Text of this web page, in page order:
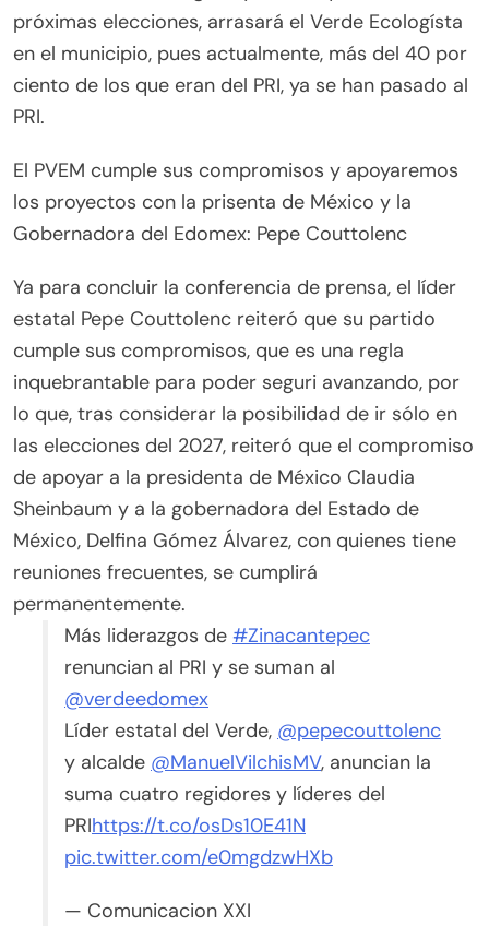
próximas elecciones, arrasará el Verde Ecologísta
en el municipio, pues actualmente, más del 40 por
ciento de los que eran del PRI, ya se han pasado al
PRI.
El PVEM cumple sus compromisos y apoyaremos
los proyectos con la prisenta de México y la
Gobernadora del Edomex: Pepe Couttolenc
Ya para concluir la conferencia de prensa, el líder
estatal Pepe Couttolenc reiteró que su partido
cumple sus compromisos, que es una regla
inquebrantable para poder seguri avanzando, por
lo que, tras considerar la posibilidad de ir sólo en
las elecciones del 2027, reiteró que el compromiso
de apoyar a la presidenta de México Claudia
Sheinbaum y a la gobernadora del Estado de
México, Delfina Gómez Álvarez, con quienes tiene
reuniones frecuentes, se cumplirá
permanentemente.
Más liderazgos de #Zinacantepec
renuncian al PRI y se suman al
@verdeedomex
Líder estatal del Verde, @pepecouttolenc
y alcalde @ManuelVilchisMV, anuncian la
suma cuatro regidores y líderes del
PRIhttps://t.co/osDs10E41N
pic.twitter.com/e0mgdzwHXb
— Comunicacion XXI